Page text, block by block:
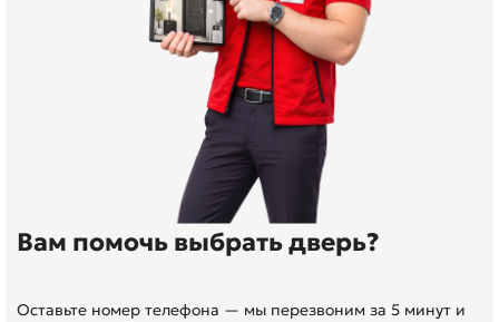
Вам помочь выбрать дверь?
Оставьте номер телефона — мы перезвоним за 5 минут и